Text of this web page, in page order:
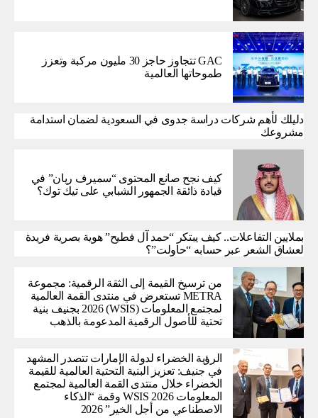
GAC تتجاوز حاجز 30 مليون مركبة وتعزز
طموحاتها العالمية
دليلك لأهم شركات دراسة جدوى في السعودية لضمان استدامة
مشروعك
كيف نجح صانع المحتوى “سميرف ريان” في
قيادة ذائقة الجمهور الشبابي على تيك توك؟
بملايين التفاعلات.. كيف يبتكر “حمد آل فطيح” هوية بصرية فريدة
لعشاق الشعر عبر حسابه “حاولت”؟
من ترسيخ القيمة إلى الثقة الرقمية: مجموعة
METRA تستعرض في منتدى القمة العالمية
لمجتمع المعلومات (WSIS) 2026 بجنيف بنية
تحتية للأصول الرقمية المدعومة بالذهب
الرؤية الخضراء لدولة الإمارات تتصدر المشهد
في جنيف: تعزيز البنية التحتية العالمية للقيمة
الخضراء خلال منتدى القمة العالمية لمجتمع
المعلومات WSIS 2026 وقمة “الذكاء
الاصطناعي من أجل الخير” 2026